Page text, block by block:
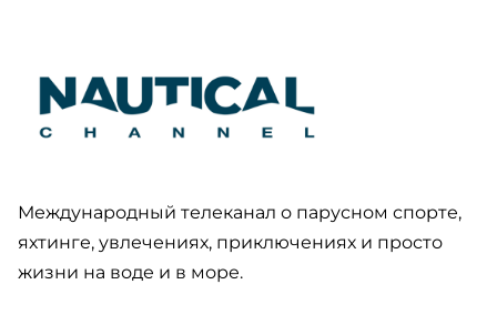
Охрана
Помощь
Магазин
Международный телеканал о парусном спорте,
яхтинге, увлечениях, приключениях и просто
жизни на воде и в море.